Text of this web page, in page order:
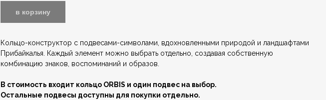
в корзину
Кольцо-конструктор с подвесами-символами, вдохновленными природой и ландшафтами
Прибайкалья. Каждый элемент можно выбрать отдельно, создавая собственную
комбинацию знаков, воспоминаний и образов.
В стоимость входит кольцо ORBIS и один подвес на выбор.
Остальные подвесы доступны для покупки отдельно.